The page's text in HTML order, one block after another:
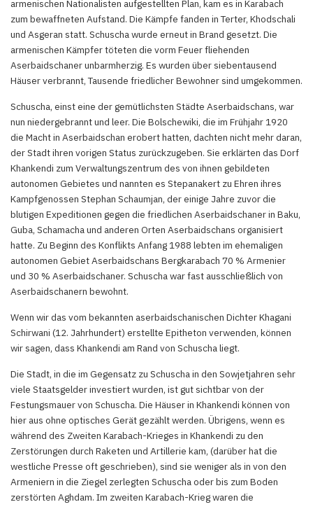
armenischen Nationalisten aufgestellten Plan, kam es in Karabach
zum bewaffneten Aufstand. Die Kämpfe fanden in Terter, Khodschali
und Asgeran statt. Schuscha wurde erneut in Brand gesetzt. Die
armenischen Kämpfer töteten die vorm Feuer fliehenden
Aserbaidschaner unbarmherzig. Es wurden über siebentausend
Häuser verbrannt, Tausende friedlicher Bewohner sind umgekommen.
Schuscha, einst eine der gemütlichsten Städte Aserbaidschans, war
nun niedergebrannt und leer. Die Bolschewiki, die im Frühjahr 1920
die Macht in Aserbaidschan erobert hatten, dachten nicht mehr daran,
der Stadt ihren vorigen Status zurückzugeben. Sie erklärten das Dorf
Khankendi zum Verwaltungszentrum des von ihnen gebildeten
autonomen Gebietes und nannten es Stepanakert zu Ehren ihres
Kampfgenossen Stephan Schaumjan, der einige Jahre zuvor die
blutigen Expeditionen gegen die friedlichen Aserbaidschaner in Baku,
Guba, Schamacha und anderen Orten Aserbaidschans organisiert
hatte. Zu Beginn des Konflikts Anfang 1988 lebten im ehemaligen
autonomen Gebiet Aserbaidschans Bergkarabach 70 % Armenier
und 30 % Aserbaidschaner. Schuscha war fast ausschließlich von
Aserbaidschanern bewohnt.
Wenn wir das vom bekannten aserbaidschanischen Dichter Khagani
Schirwani (12. Jahrhundert) erstellte Epitheton verwenden, können
wir sagen, dass Khankendi am Rand von Schuscha liegt.
Die Stadt, in die im Gegensatz zu Schuscha in den Sowjetjahren sehr
viele Staatsgelder investiert wurden, ist gut sichtbar von der
Festungsmauer von Schuscha. Die Häuser in Khankendi können von
hier aus ohne optisches Gerät gezählt werden. Übrigens, wenn es
während des Zweiten Karabach-Krieges in Khankendi zu den
Zerstörungen durch Raketen und Artillerie kam, (darüber hat die
westliche Presse oft geschrieben), sind sie weniger als in von den
Armeniern in die Ziegel zerlegten Schuscha oder bis zum Boden
zerstörten Aghdam. Im zweiten Karabach-Krieg waren die